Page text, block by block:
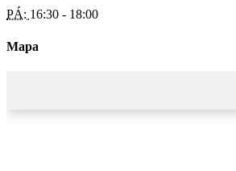
PÁ: 16:30 - 18:00
Mapa